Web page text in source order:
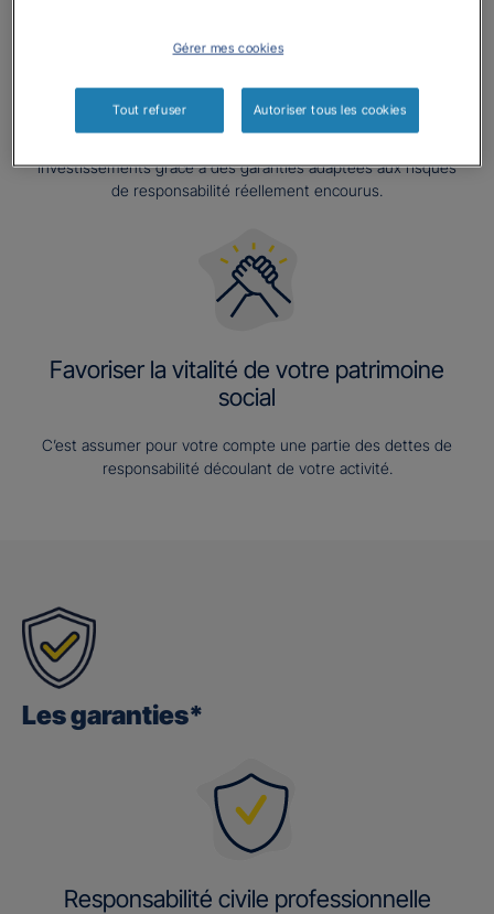
Préserver la pérennité de votre activité
investissements grâce à des garanties adaptées aux risques
de responsabilité réellement encourus.
Favoriser la vitalité de votre patrimoine
social
C’est assumer pour votre compte une partie des dettes de
responsabilité découlant de votre activité.
Les garanties*
Responsabilité civile professionnelle
Gérer mes cookies
Tout refuser Autoriser tous les cookies